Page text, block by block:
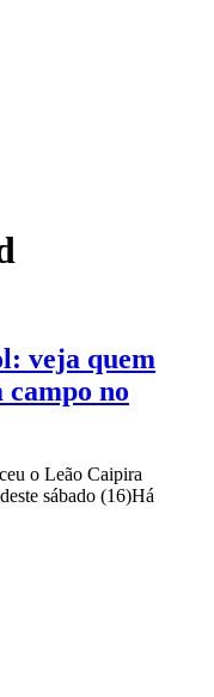
veja quem
no
o Leão Caipira
sábado (16)Há